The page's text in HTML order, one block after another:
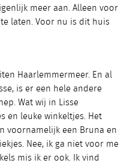
meer aan. Alleen voor
laten. Voor nu is dit huis
Haarlemmermeer. En al
is er een hele andere
Wat wij in Lisse
en leuke winkeltjes. Het
voornamelijk een Bruna en
Nee, ik ga niet voor me
mis ik er ook. Ik vind